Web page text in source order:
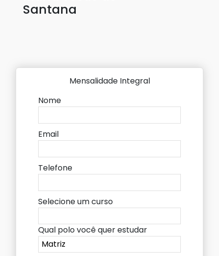
Santana
Mensalidade Integral
Nome
Email
Telefone
Selecione um curso
Qual polo você quer estudar